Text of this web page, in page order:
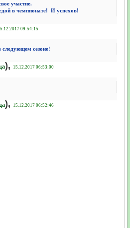
участие.
в чемпионате! И успехов!
09:54:15
сезоне!
), 15.12.2017 06:53:00
), 15.12.2017 06:52:46